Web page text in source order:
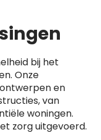
bij het
Onze
en
van
woningen.
zorg uitgevoerd.